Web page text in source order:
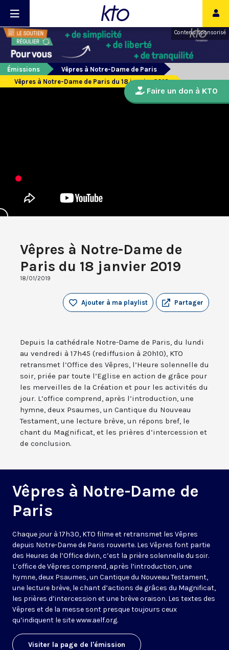
Contenu sponsorisé
Émissions
Vêpres à Notre-Dame de Paris
Vêpres à Notre-Dame de Paris du 18 janvier 2019
Vêpres à Notre-Dame de
Paris du 18 janvier 2019
18/01/2019
Partager
Ajouter à ma playlist
Depuis la cathédrale Notre-Dame de Paris, du lundi
au vendredi à 17h45 (rediffusion à 20h10), KTO
retransmet l’Office des Vêpres, l’Heure solennelle du
soir, priée par toute l’Eglise en action de grâce pour
les merveilles de la Création et pour les activités du
jour. L’office comprend, après l’introduction, une
hymne, deux Psaumes, un Cantique du Nouveau
Testament, une lecture brève, un répons bref, le
chant du Magnificat, et les prières d’intercession et
de conclusion.
Vêpres à Notre-Dame de
Paris
Chaque jour à 17h30, KTO filme et retransmet les Vêpres
depuis Notre-Dame de Paris rouverte. Les Vêpres font partie
des Heures de l’Office divin, c’est la prière solennelle du soir.
L’office de Vêpres comprend, après l’introduction, une
hymne, deux Psaumes, un Cantique du Nouveau Testament,
une lecture brève, le chant d’actions de grâces du Magnificat,
les prières d’intercession et une brève oraison. Les textes des
Vêpres et de la messe sont presque toujours ceux
qu’indiquent le sitewww.aelf.org.
Visiter la page de l'émission
Faire un don à KTO